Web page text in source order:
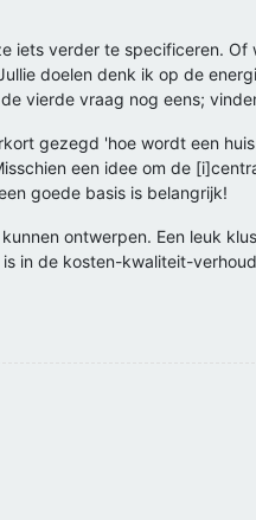
verder te specificeren. Of
doelen denk ik op de
vierde vraag nog eens;
gezegd 'hoe wordt een
een idee om de
goede basis is belangrijk!
ontwerpen. Een leuk
in de kosten-kwaliteit-